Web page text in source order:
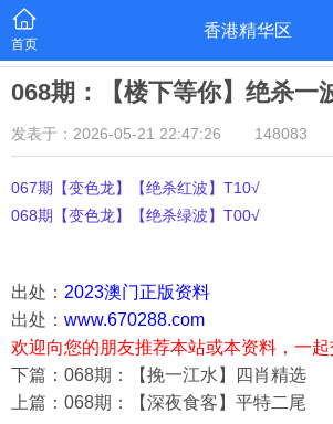
首页
香港精华区
068期：【楼下等你】绝杀一
发表于：2026-05-21 22:47:26 148083
067期【变色龙】【绝杀红波】T10√
068期【变色龙】【绝杀绿波】T00√
出处： 2023澳门正版资料
出处： www.670288.com
欢迎向您的朋友推荐本站或本资料，一起
下篇：068期：【挽一江水】四肖精选
上篇：068期：【深夜食客】平特二尾